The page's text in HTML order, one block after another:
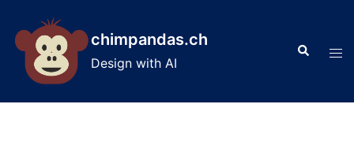
content
chimpandas.ch
Design with AI
Search